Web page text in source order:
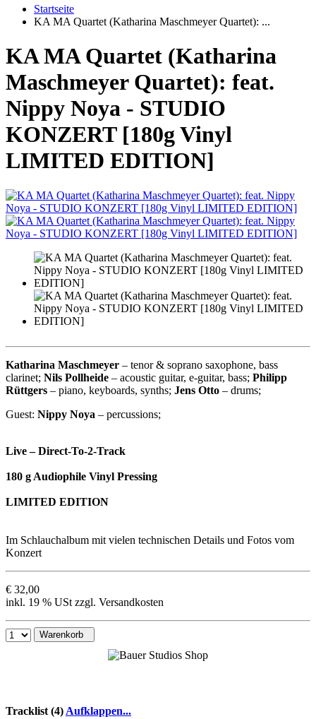
Startseite
KA MA Quartet (Katharina Maschmeyer Quartet): ...
KA MA Quartet (Katharina
Maschmeyer Quartet): feat.
Nippy Noya - STUDIO
KONZERT [180g Vinyl
LIMITED EDITION]
Katharina Maschmeyer – tenor & soprano saxophone, bass
clarinet; Nils Pollheide – acoustic guitar, e-guitar, bass; Philipp
Rüttgers – piano, keyboards, synths; Jens Otto – drums;
Guest: Nippy Noya – percussions;
Live – Direct-To-2-Track
180 g Audiophile Vinyl Pressing
LIMITED EDITION
Im Schlauchalbum mit vielen technischen Details und Fotos vom
Konzert
€ 32,00
inkl. 19 % USt zzgl. Versandkosten
Warenkorb
Tracklist (4)Aufklappen...